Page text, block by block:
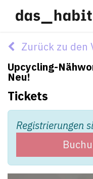
Zurück zu den
Upcycling-
Neu!
Tickets
Registrierungen